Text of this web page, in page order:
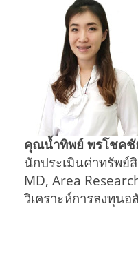
คุณน้ำทิพย์ พรโชคชั
นักประเมินค่าทรัพ
MD, Area
วิเคราะห์การลงทุนอ